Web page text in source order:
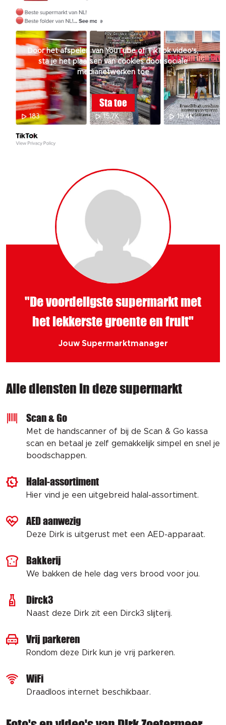
Door het afspelen van YouTube of TikTok video's,
sta je het plaatsen van cookies door sociale
medianetwerken toe
Sta toe
"De voordeligste supermarkt met
het lekkerste groente en fruit"
Jouw Supermarktmanager
Alle diensten in deze supermarkt
Scan & Go
Met de handscanner of bij de Scan & Go kassa
scan en betaal je zelf gemakkelijk simpel en snel je
boodschappen.
Halal-assortiment
Hier vind je een uitgebreid halal-assortiment.
AED aanwezig
Deze Dirk is uitgerust met een AED-apparaat.
Bakkerij
We bakken de hele dag vers brood voor jou.
Dirck3
Naast deze Dirk zit een Dirck3 slijterij.
Vrij parkeren
Rondom deze Dirk kun je vrij parkeren.
WiFi
Draadloos internet beschikbaar.